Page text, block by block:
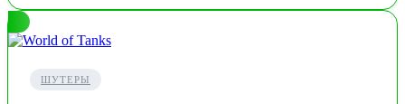
ШУТЕРЫ